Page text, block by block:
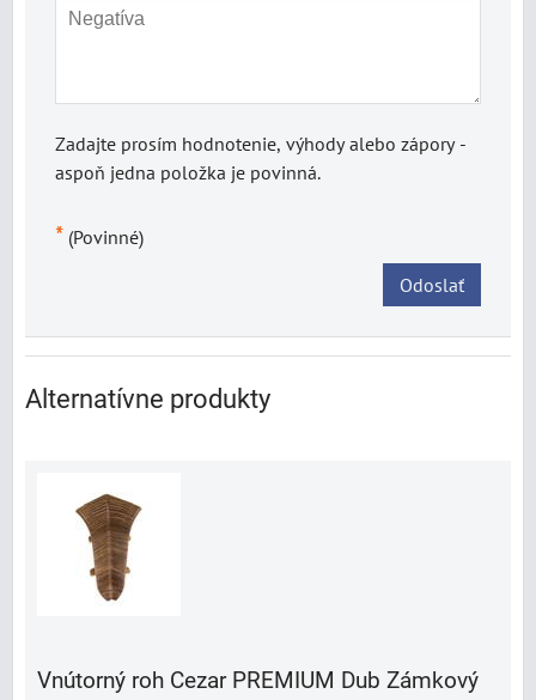
Zadajte prosím hodnotenie, výhody alebo zápory -
aspoň jedna položka je povinná.
* (Povinné)
Odoslať
Alternatívne produkty
Vnútorný roh Cezar PREMIUM Dub Zámkový